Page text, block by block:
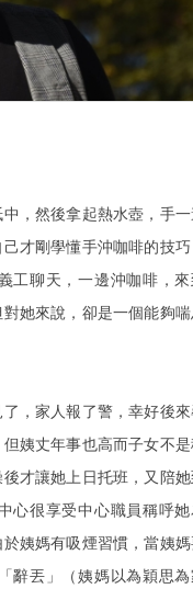
，然後拿起熱水壺，手
才剛學懂手沖咖啡的技
工聊天，一邊沖咖啡，來
對她來說，卻是一個能夠
，家人報了警，幸好後
姨丈年事也高而子女不
才讓她上日托班，又陪
心很享受中心職員稱呼她
於姨媽有吸煙習慣，當姨
辭丟」（姨媽以為穎思為